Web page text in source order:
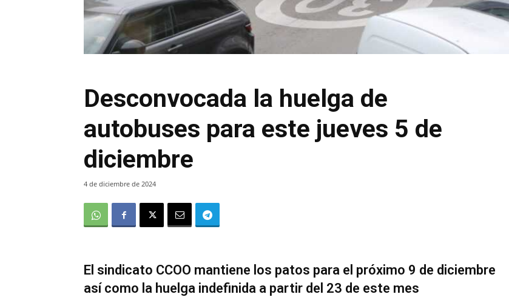
Desconvocada la huelga de
autobuses para este jueves 5 de
diciembre
4 de diciembre de 2024
El sindicato CCOO mantiene los patos para el próximo 9 de diciembre
así como la huelga indefinida a partir del 23 de este mes